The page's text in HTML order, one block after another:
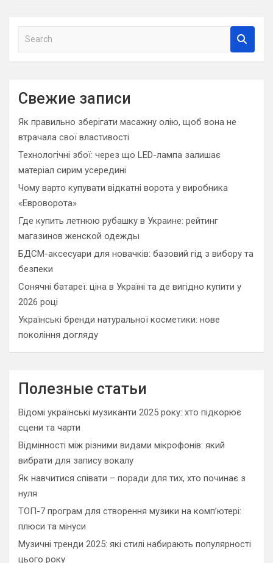
a
c
Свежие записи
Як правильно зберігати масажну олію, щоб вона не
втрачала свої властивості
Технологічні збої: через що LED-лампа залишає
матеріал сирим усередині
Чому варто купувати відкатні ворота у виробника
«Евроворота»
Где купить летнюю рубашку в Украине: рейтинг
магазинов женской одежды
БДСМ-аксесуари для новачків: базовий гід з вибору та
безпеки
Сонячні батареї: ціна в Україні та де вигідно купити у
2026 році
Українські бренди натуральної косметики: нове
покоління догляду
Полезные статьи
Відомі українські музиканти 2025 року: хто підкорює
сцени та чарти
Відмінності між різними видами мікрофонів: який
вибрати для запису вокалу
Як навчитися співати – поради для тих, хто починає з
нуля
ТОП-7 програм для створення музики на комп’ютері:
плюси та мінуси
Музичні тренди 2025: які стилі набирають популярності
цього року